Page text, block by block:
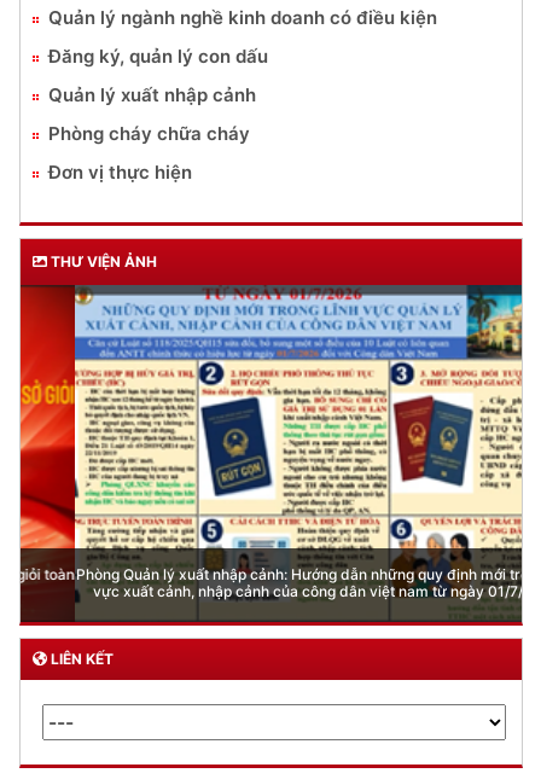
Quản lý ngành nghề kinh doanh có điều kiện
Đăng ký, quản lý con dấu
Quản lý xuất nhập cảnh
Phòng cháy chữa cháy
Đơn vị thực hiện
THƯ VIỆN ẢNH
Phòng Quản lý xuất nhập cảnh: Hướng dẫn những quy định mới trong lĩnh
vực xuất cảnh, nhập cảnh của công dân việt nam từ ngày 01/7/2026
LIÊN KẾT